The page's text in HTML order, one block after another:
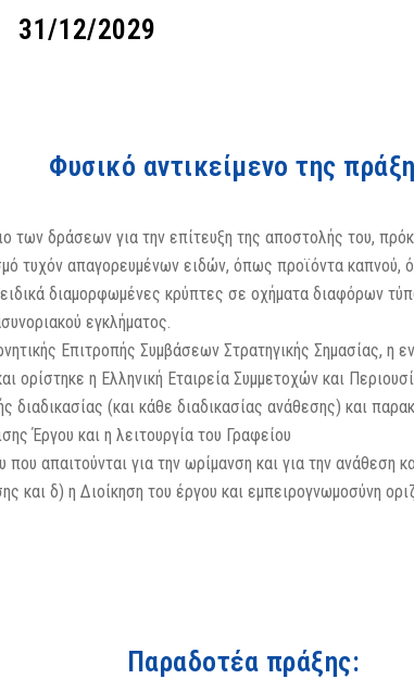
31/12/2029
Φυσικό αντικείμενο της
των δράσεων για την επίτευξη της αποστολής του,
τυχόν απαγορευμένων ειδών, όπως προϊόντα καπνού,
διαμορφωμένες κρύπτες σε οχήματα διαφόρων
εγκλήματος.
Επιτροπής Συμβάσεων Στρατηγικής Σημασίας, η
ορίστηκε η Ελληνική Εταιρεία Συμμετοχών και
διαδικασίας (και κάθε διαδικασίας ανάθεσης) και
Έργου και η λειτουργία του Γραφείου
απαιτούνται για την ωρίμανση και για την ανάθεση
και δ) η Διοίκηση του έργου και εμπειρογνωμοσύνη
Παραδοτέα πράξης: